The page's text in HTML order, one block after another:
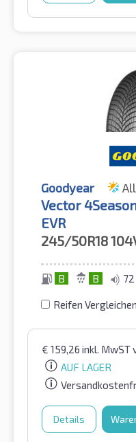
Goodyear
Vector
EVR
245/50R18
B B
Reifen Vergleichen
€ 159,26 inkl. MwST
AUF LAGER
Details